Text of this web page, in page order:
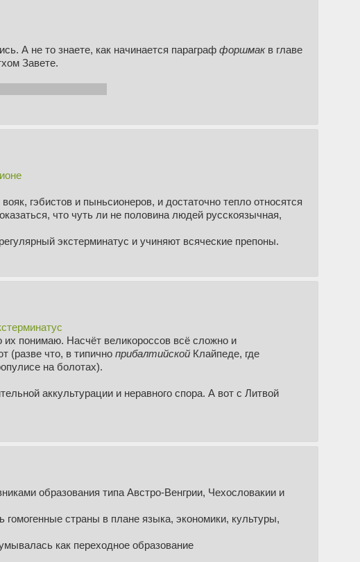
А не то знаете, как начинается параграф форшмакв главе
Завете.
гэбистов и пыньсионеров, и достаточно тепло относятся
что чуть ли не половина людей русскоязычная,
экстерминатус и учиняют всяческие препоны.
понимаю. Насчёт великороссов всё сложно и
(разве что, в типично прибалтийской Клайпеде, где
на болотах).
аккультурации и неравного спора. А вот с Литвой
образования типа Австро-Венгрии, Чехословакии и
страны в плане языка, экономики, культуры,
как переходное образование